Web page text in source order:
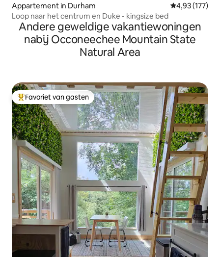
Appartement in Durham Gemiddelde
4,93 (177)
Loop naar het centrum en Duke - kingsize bed
Andere geweldige vakantiewoningen
nabij Occoneechee Mountain State
Natural Area
Topfavoriet van gasten
Favoriet van gasten